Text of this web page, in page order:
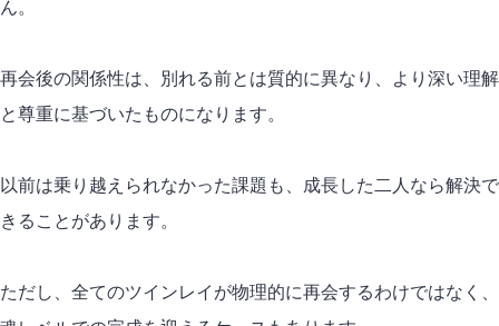
ん。
再会後の関係性は、別れる前とは質的に異なり、より深い理解
と尊重に基づいたものになります。
以前は乗り越えられなかった課題も、成長した二人なら解決で
きることがあります。
ただし、全てのツインレイが物理的に再会するわけではなく、